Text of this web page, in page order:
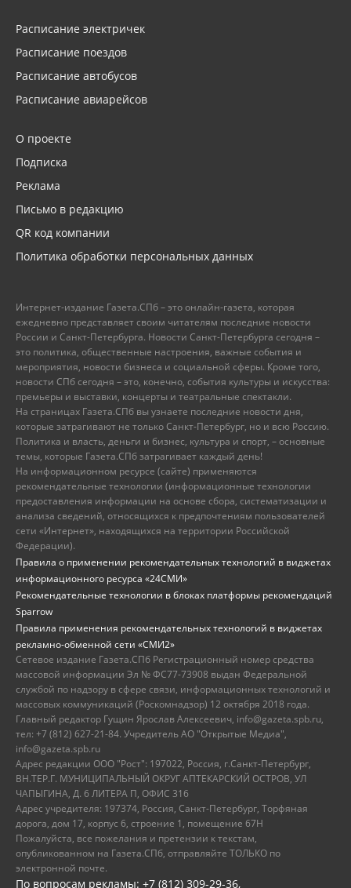
Расписание электричек
Расписание поездов
Расписание автобусов
Расписание авиарейсов
О проекте
Подписка
Реклама
Письмо в редакцию
QR код компании
Политика обработки персональных данных
Интернет-издание Газета.СПб – это онлайн-газета, которая
ежедневно представляет своим читателям последние новости
России и Санкт-Петербурга. Новости Санкт-Петербурга сегодня –
это политика, общественные настроения, важные события и
мероприятия, новости бизнеса и социальной сферы. Кроме того,
новости СПб сегодня – это, конечно, события культуры и искусства:
премьеры и выставки, концерты и театральные спектакли.
На страницах Газета.СПб вы узнаете последние новости дня,
которые затрагивают не только Санкт-Петербург, но и всю Россию.
Политика и власть, деньги и бизнес, культура и спорт, – основные
темы, которые Газета.СПб затрагивает каждый день!
На информационном ресурсе (сайте) применяются
рекомендательные технологии (информационные технологии
предоставления информации на основе сбора, систематизации и
анализа сведений, относящихся к предпочтениям пользователей
сети «Интернет», находящихся на территории Российской
Федерации).
Правила о применении рекомендательных технологий в виджетах
информационного ресурса «24СМИ»
Рекомендательные технологии в блоках платформы рекомендаций
Sparrow
Правила применения рекомендательных технологий в виджетах
рекламно-обменной сети «СМИ2»
Сетевое издание Газета.СПб Регистрационный номер средства
массовой информации Эл № ФС77-73908 выдан Федеральной
службой по надзору в сфере связи, информационных технологий и
массовых коммуникаций (Роскомнадзор) 12 октября 2018 года.
Главный редактор Гущин Ярослав Алексеевич, info@gazeta.spb.ru,
тел: +7 (812) 627-21-84. Учредитель АО "Открытые Медиа",
info@gazeta.spb.ru
Адрес редакции ООО "Рост": 197022, Россия, г.Санкт-Петербург,
ВН.ТЕР.Г. МУНИЦИПАЛЬНЫЙ ОКРУГ АПТЕКАРСКИЙ ОСТРОВ, УЛ
ЧАПЫГИНА, Д. 6 ЛИТЕРА П, ОФИС 316
Адрес учредителя: 197374, Россия, Санкт-Петербург, Торфяная
дорога, дом 17, корпус 6, строение 1, помещение 67Н
Пожалуйста, все пожелания и претензии к текстам,
опубликованном на Газета.СПб, отправляйте ТОЛЬКО по
электронной почте.
По вопросам рекламы: +7 (812) 309-29-36,